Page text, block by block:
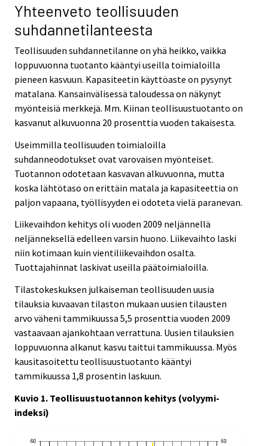
Yhteenveto teollisuuden
suhdannetilanteesta
Teollisuuden suhdannetilanne on yhä heikko, vaikka
loppuvuonna tuotanto kääntyi useilla toimialoilla
pieneen kasvuun. Kapasiteetin käyttöaste on pysynyt
matalana. Kansainvälisessä taloudessa on näkynyt
myönteisiä merkkejä. Mm. Kiinan teollisuustuotanto on
kasvanut alkuvuonna 20 prosenttia vuoden takaisesta.
Useimmilla teollisuuden toimialoilla
suhdanneodotukset ovat varovaisen myönteiset.
Tuotannon odotetaan kasvavan alkuvuonna, mutta
koska lähtötaso on erittäin matala ja kapasiteettia on
paljon vapaana, työllisyyden ei odoteta vielä paranevan.
Liikevaihdon kehitys oli vuoden 2009 neljännellä
neljänneksellä edelleen varsin huono. Liikevaihto laski
niin kotimaan kuin vientiliikevaihdon osalta.
Tuottajahinnat laskivat useilla päätoimialoilla.
Tilastokeskuksen julkaiseman teollisuuden uusia
tilauksia kuvaavan tilaston mukaan uusien tilausten
arvo väheni tammikuussa 5,5 prosenttia vuoden 2009
vastaavaan ajankohtaan verrattuna. Uusien tilauksien
loppuvuonna alkanut kasvu taittui tammikuussa. Myös
kausitasoitettu teollisuustuotanto kääntyi
tammikuussa 1,8 prosentin laskuun.
Kuvio 1. Teollisuustuotannon kehitys (volyymi-
indeksi)